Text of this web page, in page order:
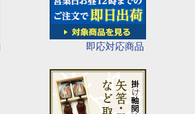
即応対応商品